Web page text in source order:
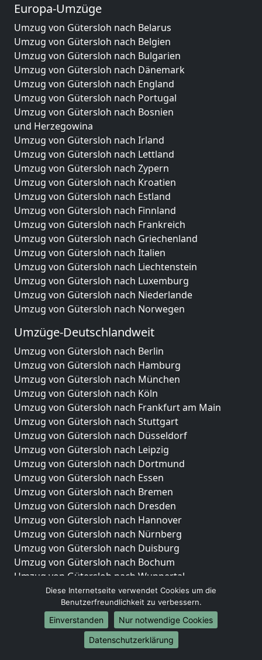
Europa-Umzüge
Umzug von Gütersloh nach Belarus
Umzug von Gütersloh nach Belgien
Umzug von Gütersloh nach Bulgarien
Umzug von Gütersloh nach Dänemark
Umzug von Gütersloh nach England
Umzug von Gütersloh nach Portugal
Umzug von Gütersloh nach Bosnien
und Herzegowina
Umzug von Gütersloh nach Irland
Umzug von Gütersloh nach Lettland
Umzug von Gütersloh nach Zypern
Umzug von Gütersloh nach Kroatien
Umzug von Gütersloh nach Estland
Umzug von Gütersloh nach Finnland
Umzug von Gütersloh nach Frankreich
Umzug von Gütersloh nach Griechenland
Umzug von Gütersloh nach Italien
Umzug von Gütersloh nach Liechtenstein
Umzug von Gütersloh nach Luxemburg
Umzug von Gütersloh nach Niederlande
Umzug von Gütersloh nach Norwegen
Umzüge-Deutschlandweit
Umzug von Gütersloh nach Berlin
Umzug von Gütersloh nach Hamburg
Umzug von Gütersloh nach München
Umzug von Gütersloh nach Köln
Umzug von Gütersloh nach Frankfurt am Main
Umzug von Gütersloh nach Stuttgart
Umzug von Gütersloh nach Düsseldorf
Umzug von Gütersloh nach Leipzig
Umzug von Gütersloh nach Dortmund
Umzug von Gütersloh nach Essen
Umzug von Gütersloh nach Bremen
Umzug von Gütersloh nach Dresden
Umzug von Gütersloh nach Hannover
Umzug von Gütersloh nach Nürnberg
Umzug von Gütersloh nach Duisburg
Umzug von Gütersloh nach Bochum
Umzug von Gütersloh nach Wuppertal
Umzug von Gütersloh nach Bielefeld
Umzug von Gütersloh nach Bonn
Umzug von Gütersloh nach Münster
Internationale-Umzüge
Diese Internetseite verwendet Cookies um die
Benutzerfreundlichkeit zu verbessern.
Einverstanden
Nur notwendige Cookies
Datenschutzerklärung